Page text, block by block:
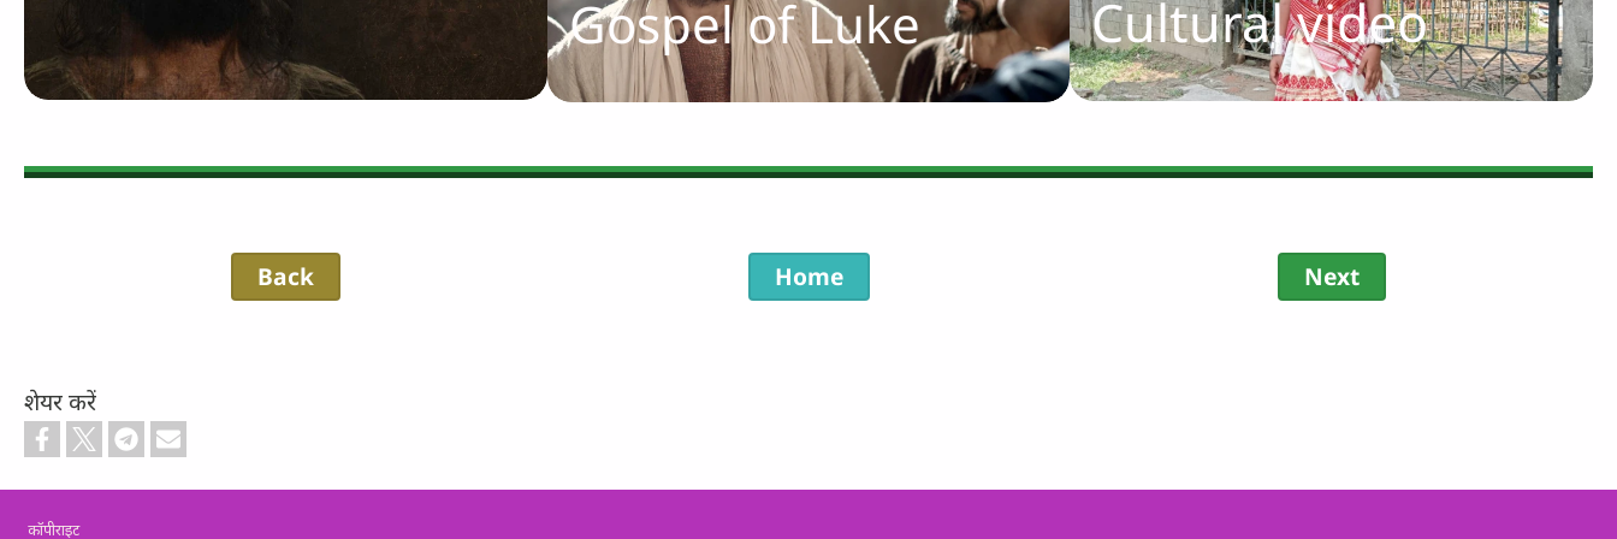
Gospel of Luke Cultural video
Back Home Next
शेयर करें
Footer
कॉपीराइट